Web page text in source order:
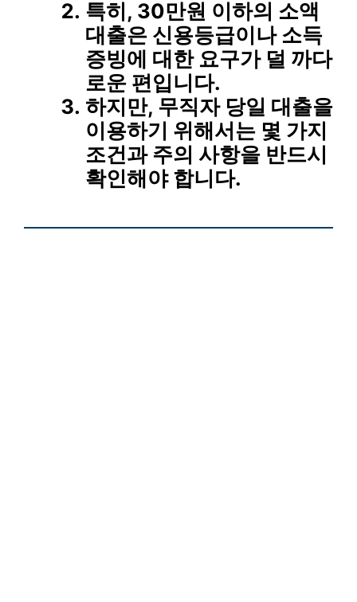
특히, 30만원 이하의 소액
대출은 신용등급이나 소득
증빙에 대한 요구가 덜 까다
로운 편입니다.
하지만, 무직자 당일 대출을
이용하기 위해서는 몇 가지
조건과 주의 사항을 반드시
확인해야 합니다.